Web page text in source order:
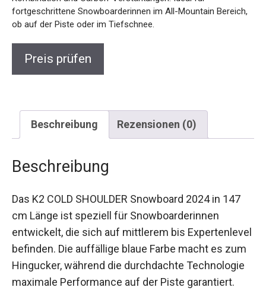
Beschreibung
Das K2 COLD SHOULDER Snowboard 2024 in 147
cm Länge ist speziell für Snowboarderinnen
entwickelt, die sich auf mittlerem bis
Expertenlevel befinden. Die auffällige blaue Farbe
macht es zum Hingucker, während die
durchdachte Technologie maximale Performance
auf der Piste garantiert.